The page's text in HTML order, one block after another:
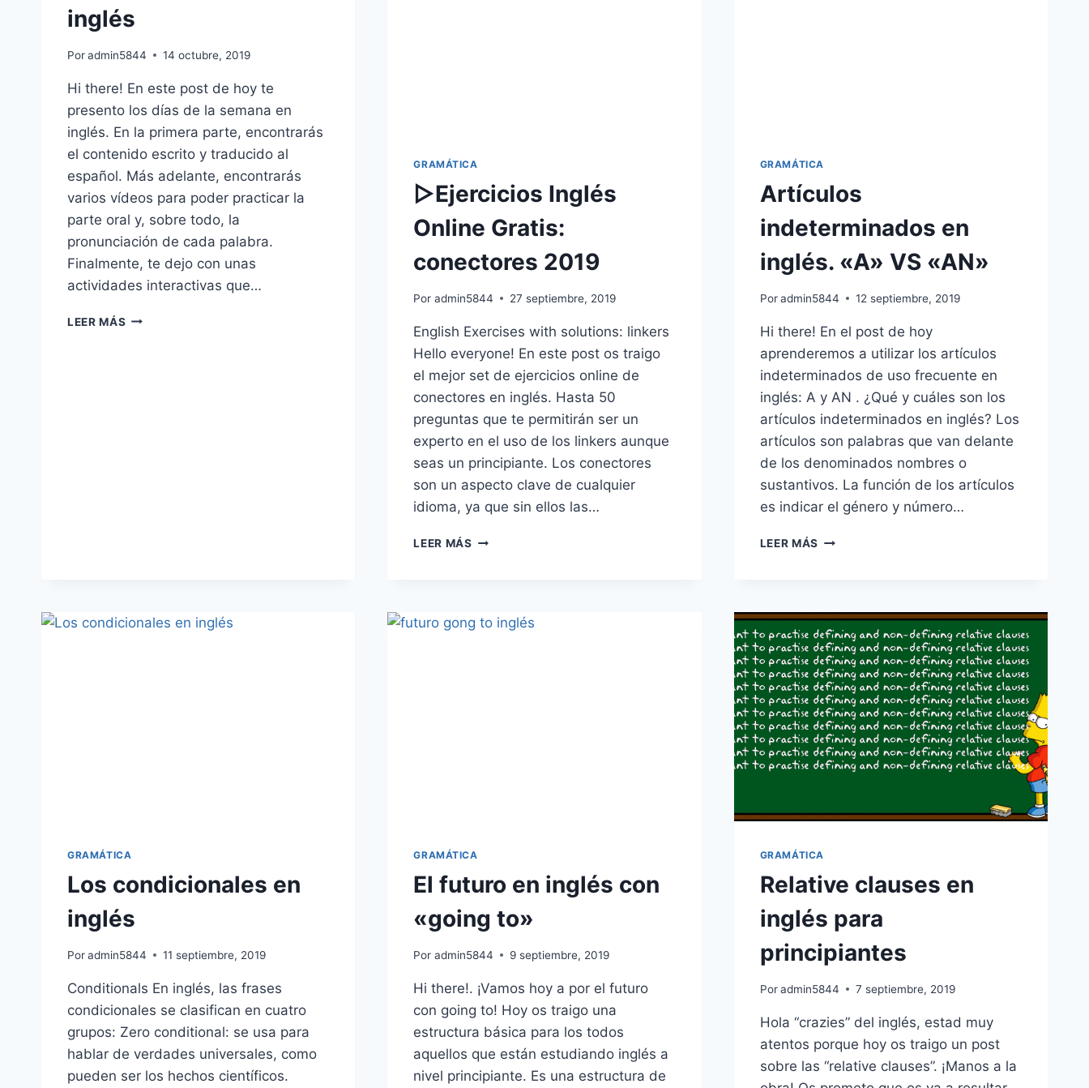
inglés
Poradmin5844 14 octubre, 2019
Hi there! En este post de hoy te
presento los días de la semana en
inglés. En la primera parte, encontrarás
el contenido escrito y traducido al
español. Más adelante, encontrarás
varios vídeos para poder practicar la
parte oral y, sobre todo, la
pronunciación de cada palabra.
Finalmente, te dejo con unas
actividades interactivas que…
LEER MÁS DÍAS
GRAMÁTICA
▷Ejercicios Inglés
Online Gratis:
conectores 2019
Por admin5844 27 septiembre, 2019
English Exercises with solutions: linkers
Hello everyone! En este post os traigo
el mejor set de ejercicios online de
conectores en inglés. Hasta 50
preguntas que te permitirán ser un
experto en el uso de los linkers aunque
seas un principiante. Los conectores
son un aspecto clave de cualquier
idioma, ya que sin ellos las…
LEER MÁS ▷EJERCICIOS
2019
GRAMÁTICA
Artículos
indeterminados en
inglés. «A» VS «AN»
Por admin5844 12 septiembre, 2019
Hi there! En el post de hoy
aprenderemos a utilizar los artículos
indeterminados de uso frecuente en
inglés: A y AN . ¿Qué y cuáles son los
artículos indeterminados en inglés? Los
artículos son palabras que van delante
de los denominados nombres o
sustantivos. La función de los artículos
es indicar el género y número…
LEER MÁS ARTÍCULOS
VS
«AN»
GRAMÁTICA
Los condicionales en
inglés
Poradmin5844 11 septiembre, 2019
Conditionals En inglés, las frases
condicionales se clasifican en cuatro
grupos: Zero conditional: se usa para
hablar de verdades universales, como
pueden ser los hechos científicos.
GRAMÁTICA
El futuro en inglés con
«going to»
Por admin5844 9 septiembre, 2019
Hi there!. ¡Vamos hoy a por el futuro
con going to! Hoy os traigo una
estructura básica para los todos
aquellos que están estudiando inglés a
nivel principiante. Es una estructura de
GRAMÁTICA
Relative clauses en
inglés para
principiantes
Por admin5844 7 septiembre, 2019
Hola “crazies” del inglés, estad muy
atentos porque hoy os traigo un post
sobre las “relative clauses”. ¡Manos a la